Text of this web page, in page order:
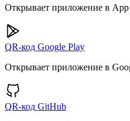
Открывает приложение в App
QR-код Google Play
Открывает приложение в
QR-код GitHub